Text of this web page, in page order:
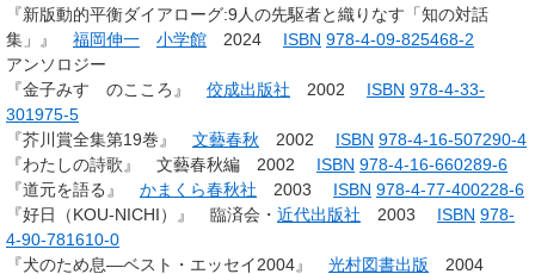
『新版動的平衡ダイアローグ:9人の先駆者と織りなす「知の対話
集」』 福岡伸一 小学館 2024 ISBN 978-4-09-825468-2
アンソロジー
『金子みすゞのこころ』 佼成出版社 2002 ISBN 978-4-33-
301975-5
『芥川賞全集第19巻』 文藝春秋 2002 ISBN 978-4-16-507290-4
『わたしの詩歌』 文藝春秋編 2002 ISBN 978-4-16-660289-6
『道元を語る』 かまくら春秋社 2003 ISBN 978-4-77-400228-6
『好日（KOU-NICHI）』 臨済会・ 近代出版社 2003 ISBN 978-
4-90-781610-0
『犬のため息―ベスト・エッセイ2004』 光村図書出版 2004